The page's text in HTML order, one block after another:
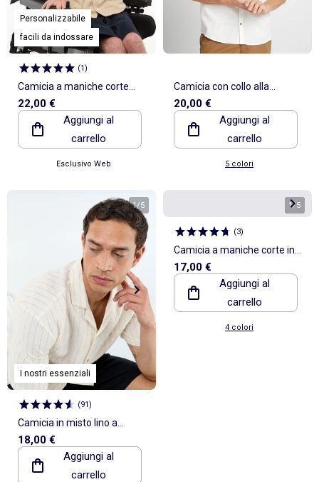
Personalizzabile
facili da indossare
(1)
Camicia a maniche corte
tinta unita in misto lino -
collezione facile da
indossare
22,00 €
Aggiungi al
carrello
Esclusivo Web
Camicia con collo alla
coreana e lino
20,00 €
Aggiungi al
carrello
5 colori
I nostri essenziali
1/5
(91)
Camicia in misto lino a
maniche corte
18,00 €
Aggiungi al
carrello
1/5
(3)
Camicia a maniche corte in
misto lino
17,00 €
Aggiungi al
carrello
4 colori